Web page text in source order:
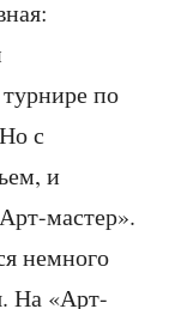
по
с
и
мастер».
немного
На «Арт-